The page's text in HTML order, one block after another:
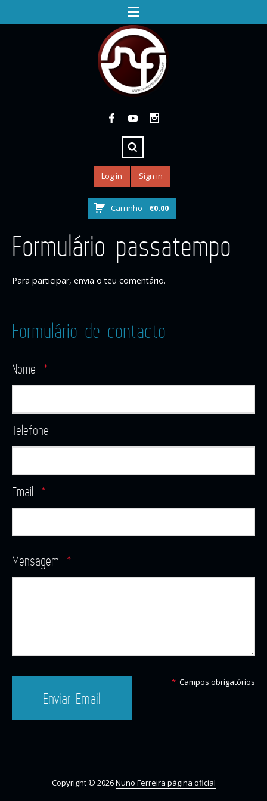
Log in Sign in
Carrinho €0.00
Formulário passatempo
Para participar, envia o teu comentário.
Formulário de contacto
Nome *
Telefone
Email *
Mensagem *
Enviar Email
* Campos obrigatórios
Copyright © 2026Nuno Ferreira página oficial